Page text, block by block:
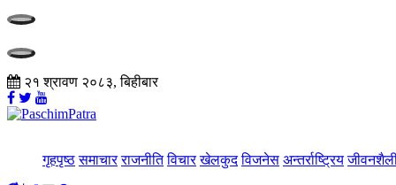
२१ श्रावण २०८३, बिहीबार
गृहपृष्ठ समाचार राजनीति विचार खेलकुद विजनेस अन्तर्राष्ट्रिय